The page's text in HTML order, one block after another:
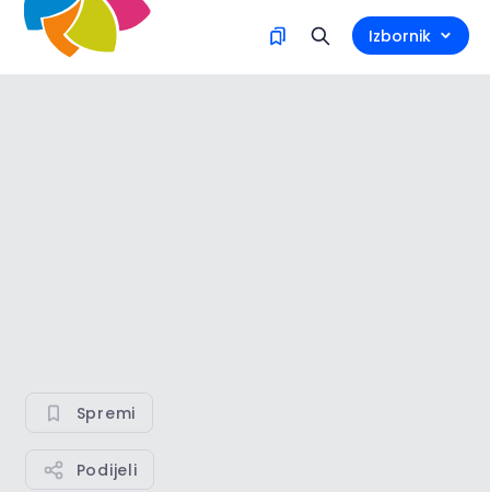
Izbornik
Spremi
Podijeli